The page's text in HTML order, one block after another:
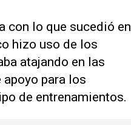
con lo que sucedió en
hizo uso de los
atajando en las
para los
de entrenamientos.